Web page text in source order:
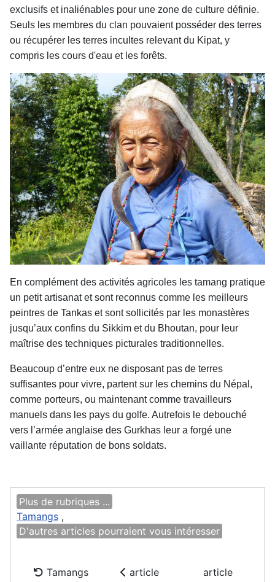
exclusifs et inaliénables pour une zone de culture définie.
Seuls les membres du clan pouvaient posséder des terres
ou récupérer les terres incultes relevant du Kipat, y
compris les cours d'eau et les forêts.
En complément des activités agricoles les tamang pratique
un petit artisanat et sont reconnus comme les meilleurs
peintres de Tankas et sont sollicités par les monastères
jusqu’aux confins du Sikkim et du Bhoutan, pour leur
maîtrise des techniques picturales traditionnelles.
Beaucoup d’entre eux ne disposant pas de terres
suffisantes pour vivre, partent sur les chemins du Népal,
comme porteurs, ou maintenant comme travailleurs
manuels dans les pays du golfe. Autrefois le debouché
vers l’armée anglaise des Gurkhas leur a forgé une
vaillante réputation de bons soldats.
Plus de rubriques ...
Tamangs ,
D'autres articles pourraient vous intéresser
Tamangs
article
article